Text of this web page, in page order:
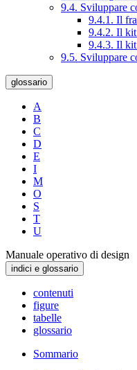
9.4. Sviluppare
9.4.1. Il
9.4.2. Il
9.4.3. Il
9.5. Sviluppare
glossario
A
B
C
D
E
I
M
O
S
T
U
Manuale operativo di design
indici e glossario
contenuti
figure
tabelle
glossario
Sommario